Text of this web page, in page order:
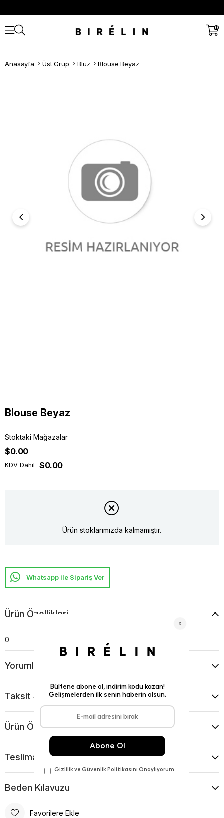
0
Anasayfa Üst Grup Bluz Blouse Beyaz
Blouse Beyaz
Stoktaki Mağazalar
$0.00
KDV Dahil $0.00
Ürün stoklarımızda kalmamıştır.
Whatsapp ile Sipariş Ver
Ürün Özellikleri
0
Yorumlar
Taksit Seçenekleri
Ürün Önerileri
Teslimat Ve İade Koşulları
Beden Kılavuzu
Favorilere Ekle